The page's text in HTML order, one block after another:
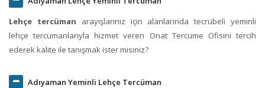
Lehçe tercüman arayışlarınız için alanlarında tecrübeli yeminli
lehçe tercümanlarıyla hizmet veren Onat Tercüme Ofisini tercih
ederek kalite ile tanışmak ister misiniz?
Adıyaman Yeminli Lehçe Tercüman